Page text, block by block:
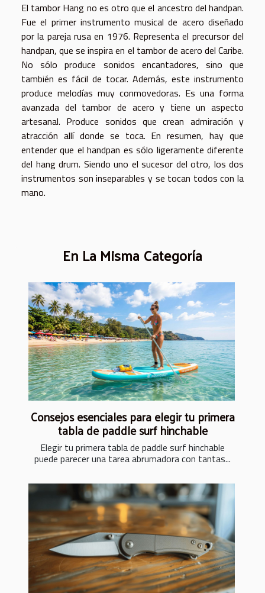
El tambor Hang no es otro que el ancestro del handpan.
Fue el primer instrumento musical de acero diseñado
por la pareja rusa en 1976. Representa el precursor del
handpan, que se inspira en el tambor de acero del Caribe.
No sólo produce sonidos encantadores, sino que
también es fácil de tocar. Además, este instrumento
produce melodías muy conmovedoras. Es una forma
avanzada del tambor de acero y tiene un aspecto
artesanal. Produce sonidos que crean admiración y
atracción allí donde se toca. En resumen, hay que
entender que el handpan es sólo ligeramente diferente
del hang drum. Siendo uno el sucesor del otro, los dos
instrumentos son inseparables y se tocan todos con la
mano.
En La Misma Categoría
Consejos esenciales para elegir tu primera
tabla de paddle surf hinchable
Elegir tu primera tabla de paddle surf hinchable
puede parecer una tarea abrumadora con tantas...